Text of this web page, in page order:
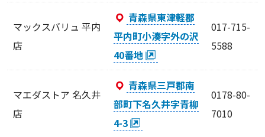
マックスバリュ 平内
店
青森県東津軽郡
平内町小湊字外の沢
40番地
017-715-
5588
マエダストア 名久井
店
青森県三戸郡南
部町下名久井字青柳
4-3
0178-80-
7010